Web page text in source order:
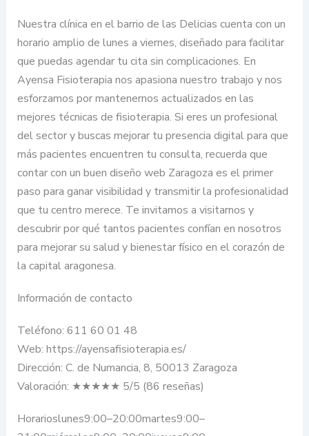
Nuestra clínica en el barrio de las Delicias cuenta con un
horario amplio de lunes a viernes, diseñado para facilitar
que puedas agendar tu cita sin complicaciones. En
Ayensa Fisioterapia nos apasiona nuestro trabajo y nos
esforzamos por mantenernos actualizados en las
mejores técnicas de fisioterapia. Si eres un profesional
del sector y buscas mejorar tu presencia digital para que
más pacientes encuentren tu consulta, recuerda que
contar con un buen diseño web Zaragoza es el primer
paso para ganar visibilidad y transmitir la profesionalidad
que tu centro merece. Te invitamos a visitarnos y
descubrir por qué tantos pacientes confían en nosotros
para mejorar su salud y bienestar físico en el corazón de
la capital aragonesa.
Información de contacto
Teléfono: 611 60 01 48
Web: https://ayensafisioterapia.es/
Dirección: C. de Numancia, 8, 50013 Zaragoza
Valoración: ★★★★★ 5/5 (86 reseñas)
Horarioslunes9:00–20:00martes9:00–